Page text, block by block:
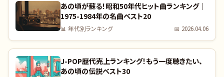
あの頃が蘇る！昭和50年代ヒット曲ランキング｜
1975-1984年の名曲ベスト20
📊 年代別ランキング 📅 2026.04.06
J-POP歴代売上ランキング！もう一度聴きたい、
あの頃の伝説ベスト30